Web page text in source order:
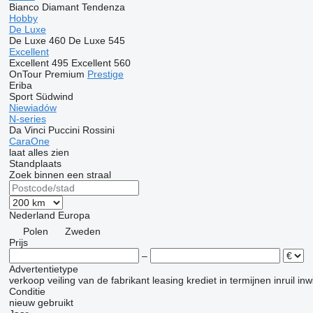
Bianco Diamant Tendenza
Hobby
De Luxe
De Luxe 460 De Luxe 545
Excellent
Excellent 495 Excellent 560
OnTour Premium Prestige
Eriba
Sport Südwind
Niewiadów
N-series
Da Vinci Puccini Rossini
CaraOne
laat alles zien
Standplaats
Zoek binnen een straal
Nederland Europa
Polen
Zweden
Prijs
–
Advertentietype
verkoop veiling van de fabrikant leasing krediet in termijnen inruil
Conditie
nieuw gebruikt